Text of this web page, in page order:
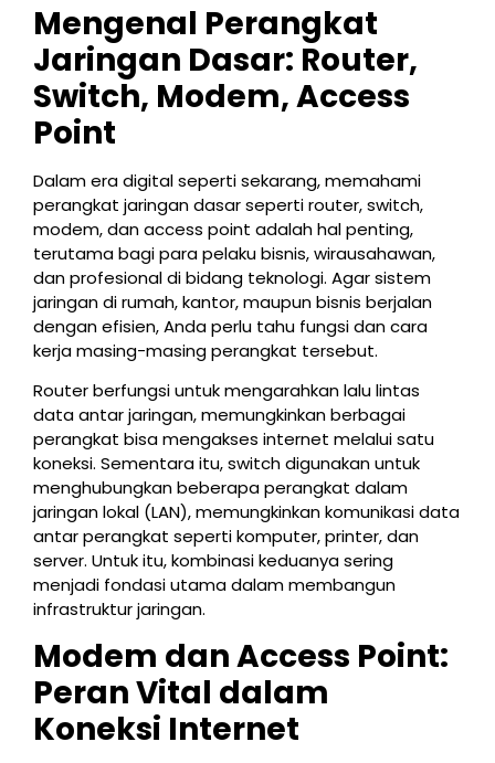
Mengenal Perangkat
Jaringan Dasar: Router,
Switch, Modem, Access
Point
Dalam era digital seperti sekarang, memahami
perangkat jaringan dasar seperti router, switch,
modem, dan access point adalah hal penting,
terutama bagi para pelaku bisnis, wirausahawan,
dan profesional di bidang teknologi. Agar sistem
jaringan di rumah, kantor, maupun bisnis berjalan
dengan efisien, Anda perlu tahu fungsi dan cara
kerja masing-masing perangkat tersebut.
Router berfungsi untuk mengarahkan lalu lintas
data antar jaringan, memungkinkan berbagai
perangkat bisa mengakses internet melalui satu
koneksi. Sementara itu, switch digunakan untuk
menghubungkan beberapa perangkat dalam
jaringan lokal (LAN), memungkinkan komunikasi data
antar perangkat seperti komputer, printer, dan
server. Untuk itu, kombinasi keduanya sering
menjadi fondasi utama dalam membangun
infrastruktur jaringan.
Modem dan Access Point:
Peran Vital dalam
Koneksi Internet